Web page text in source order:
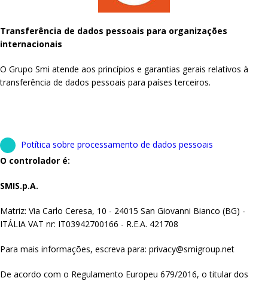
Transferência de dados pessoais para organizações
internacionais
O Grupo Smi atende aos princípios e garantias gerais relativos à
transferência de dados pessoais para países terceiros.
Potítica sobre processamento de dados pessoais
O controlador é:
SMIS.p.A.
Matriz: Via Carlo Ceresa, 10 - 24015 San Giovanni Bianco (BG) -
ITÁLIA VAT nr: IT03942700166 - R.E.A. 421708
Para mais informações, escreva para: privacy@smigroup.net
De acordo com o Regulamento Europeu 679/2016, o titular dos